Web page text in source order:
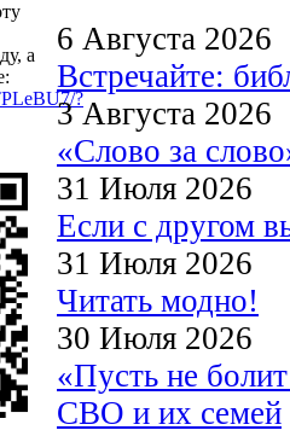
а
?
6 Августа 2026
Встречайте:
3 Августа 2026
«Слово за
31 Июля 2026
Если с другом
31 Июля 2026
Читать модно!
30 Июля 2026
«Пусть не
СВО и их семей